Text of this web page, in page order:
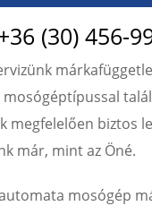
(30) 456-
megfelelően biztos
már, mint az Öné.
mosógép